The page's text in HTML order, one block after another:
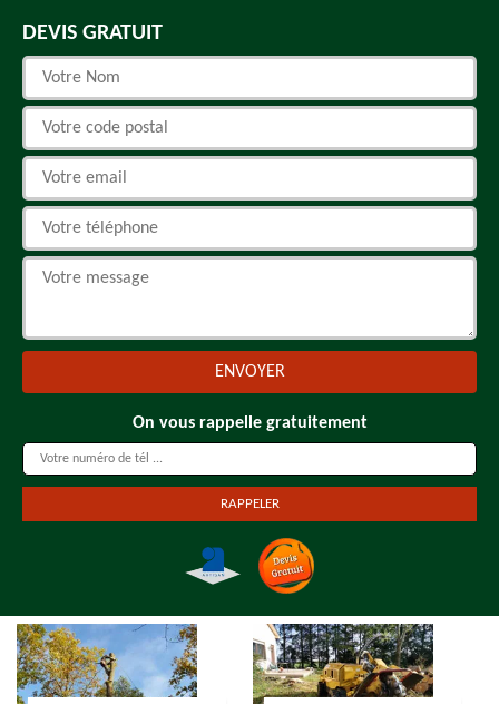
DEVIS GRATUIT
On vous rappelle gratuitement